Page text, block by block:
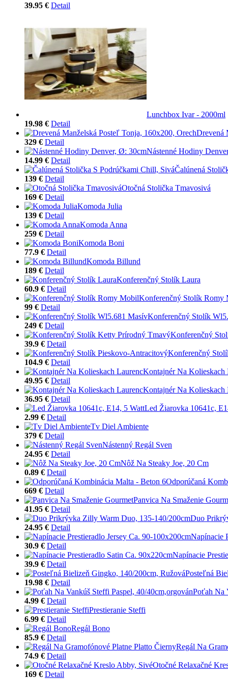
39.95 € Detail
Lunchbox Ivar - 2000ml
19.98 € Detail
Drevená
329 € Detail
Nástenné Hodiny
14.99 € Detail
Čalúnená
139 € Detail
Otočná Stolička Tmavosivá
169 € Detail
Komoda Julia
139 € Detail
Komoda Anna
259 € Detail
Komoda Boni
77.9 € Detail
Komoda Billund
189 € Detail
Konferenčný Stolík Laura
60.9 € Detail
Konferenčný Stolík Romy
99 € Detail
Konferenčný Stolík
249 € Detail
Konferenčný
39.9 € Detail
Konferenčný
104.9 € Detail
Kontajnér Na Kolieskach
49.95 € Detail
Kontajnér Na Kolieskach
36.95 € Detail
Led Žiarovka 10641c,
2.99 € Detail
Tv Diel Ambiente
379 € Detail
Nástenný Regál Sven
24.95 € Detail
Nôž Na Steaky Joe, 20 Cm
0.89 € Detail
Odporúčaná
669 € Detail
Panvica Na Smaženie
41.95 € Detail
Duo
24.95 € Detail
Napínacie
30.9 € Detail
Napínacie
39.9 € Detail
Posteľná
19.98 € Detail
Poťah Na
4.99 € Detail
Prestieranie Steffi
6.99 € Detail
Regál Bono
85.9 € Detail
Regál Na
74.9 € Detail
Otočné Relaxačné
169 € Detail